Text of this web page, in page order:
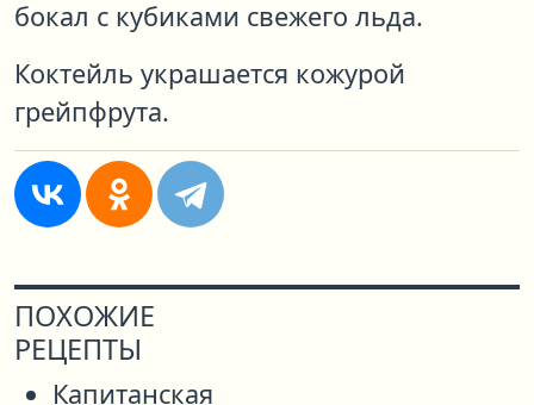
бокал с кубиками свежего льда.
Коктейль украшается кожурой
грейпфрута.
ПОХОЖИЕ
РЕЦЕПТЫ
Капитанская